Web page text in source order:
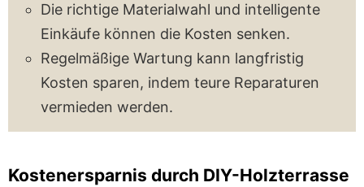
Die richtige Materialwahl und intelligente
Einkäufe können die Kosten senken.
Regelmäßige Wartung kann langfristig
Kosten sparen, indem teure Reparaturen
vermieden werden.
Kostenersparnis durch DIY-Holzterrasse